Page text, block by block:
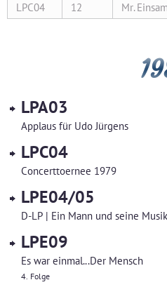
LPC04
12 Mr.
LPA03
Applaus für Udo Jürgens
LPC04
Concerttoernee 1979
LPE04/05
D-LP | Ein Mann und seine Musik
LPE09
Es war einmal...Der Mensch
4. Folge